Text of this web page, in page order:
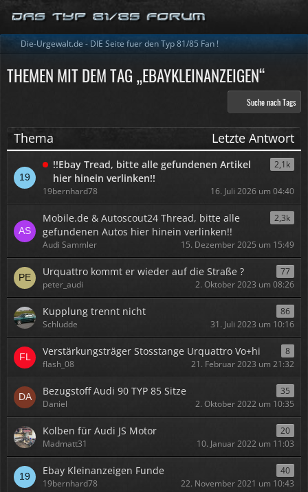
Die-Urgewalt.de - DIE Seite fuer den Typ 81/85 Fan !
THEMEN MIT DEM TAG „EBAYKLEINANZEIGEN“
Suche nach Tags
Thema Letzte Antwort
!!Ebay Tread, bitte alle gefundenen Artikel
hier hinein verlinken!!
2,1k
19bernhard78 16. Juli 2026 um 04:40
Mobile.de & Autoscout24 Thread, bitte alle
gefundenen Autos hier hinein verlinken!!
2,3k
Audi Sammler 15. Dezember 2025 um 15:49
Urquattro kommt er wieder auf die Straße ?
77
peter_audi
2. Oktober 2023 um 08:26
Kupplung trennt nicht
86
Schludde
31. Juli 2023 um 10:16
Verstärkungsträger Stosstange Urquattro Vo+hi
8
flash_08
21. Februar 2023 um 21:32
Bezugstoff Audi 90 TYP 85 Sitze
35
Daniel
2. Oktober 2022 um 10:35
Kolben für Audi JS Motor
20
Madmatt31
10. Januar 2022 um 11:03
Ebay Kleinanzeigen Funde
40
19bernhard78
22. November 2021 um 10:43